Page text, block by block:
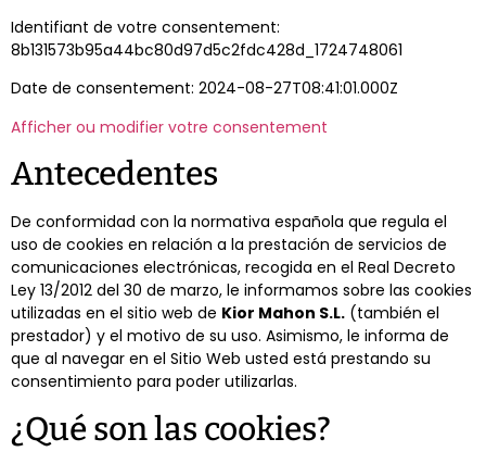
Identifiant de votre consentement:
8b131573b95a44bc80d97d5c2fdc428d_1724748061
Date de consentement: 2024-08-27T08:41:01.000Z
Afficher ou modifier votre consentement
Antecedentes
De conformidad con la normativa española que regula el
uso de cookies en relación a la prestación de servicios de
comunicaciones electrónicas, recogida en el Real Decreto
Ley 13/2012 del 30 de marzo, le informamos sobre las cookies
utilizadas en el sitio web de Kior Mahon S.L. (también el
prestador) y el motivo de su uso. Asimismo, le informa de
que al navegar en el Sitio Web usted está prestando su
consentimiento para poder utilizarlas.
¿Qué son las cookies?